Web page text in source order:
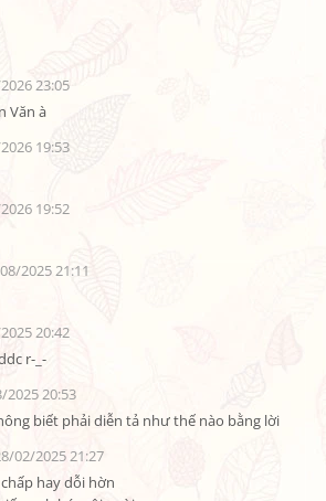
23:05
Văn à
19:53
19:52
2025 21:11
20:42
r-_-
2025 20:53
biết phải diễn tả như thế nào bằng lời
02/2025 21:27
hay dỗi hờn